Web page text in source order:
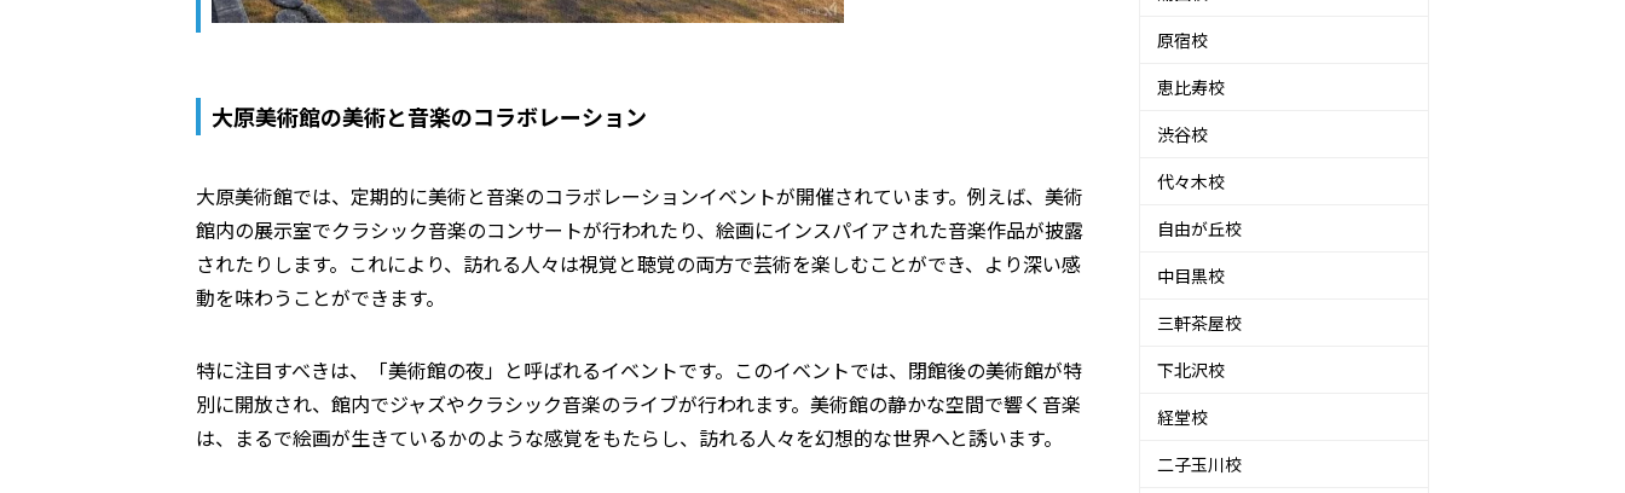
大原美術館の美術と音楽のコラボレーション
大原美術館では、定期的に美術と音楽のコラボレーションイベントが開催されています。例えば、美術
館内の展示室でクラシック音楽のコンサートが行われたり、絵画にインスパイアされた音楽作品が披露
されたりします。これにより、訪れる人々は視覚と聴覚の両方で芸術を楽しむことができ、より深い感
動を味わうことができます。
特に注目すべきは、「美術館の夜」と呼ばれるイベントです。このイベントでは、閉館後の美術館が特
別に開放され、館内でジャズやクラシック音楽のライブが行われます。美術館の静かな空間で響く音楽
は、まるで絵画が生きているかのような感覚をもたらし、訪れる人々を幻想的な世界へと誘います。
原宿校
恵比寿校
渋谷校
代々木校
自由が丘校
中目黒校
三軒茶屋校
下北沢校
経堂校
二子玉川校